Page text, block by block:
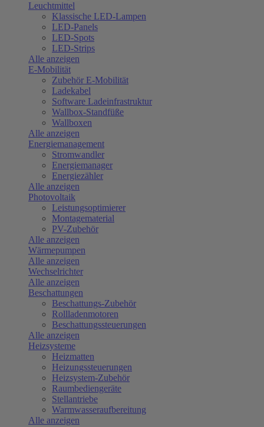
Leuchtmittel
Klassische LED-Lampen
LED-Panels
LED-Spots
LED-Strips
Alle anzeigen
E-Mobilität
Zubehör E-Mobilität
Ladekabel
Software Ladeinfrastruktur
Wallbox-Standfüße
Wallboxen
Alle anzeigen
Energiemanagement
Stromwandler
Energiemanager
Energiezähler
Alle anzeigen
Photovoltaik
Leistungsoptimierer
Montagematerial
PV-Zubehör
Alle anzeigen
Wärmepumpen
Alle anzeigen
Wechselrichter
Alle anzeigen
Beschattungen
Beschattungs-Zubehör
Rollladenmotoren
Beschattungssteuerungen
Alle anzeigen
Heizsysteme
Heizmatten
Heizungssteuerungen
Heizsystem-Zubehör
Raumbediengeräte
Stellantriebe
Warmwasseraufbereitung
Alle anzeigen